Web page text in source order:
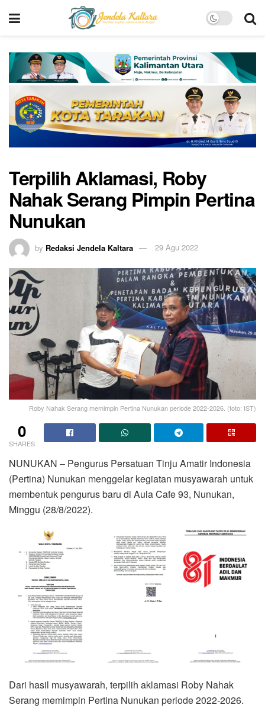
Terpilih Aklamasi, Roby
Nahak Serang Pimpin Pertina
Nunukan
by Redaksi Jendela Kaltara 29 Agu 2022
Roby Nahak Serang memimpin Pertina Nunukan periode 2022-2026. (foto: IST)
0
SHARES
NUNUKAN – Pengurus Persatuan Tinju Amatir Indonesia
(Pertina) Nunukan menggelar kegiatan musyawarah untuk
membentuk pengurus baru di Aula Cafe 93, Nunukan,
Minggu (28/8/2022).
Dari hasil musyawarah, terpilih aklamasi Roby Nahak
Serang memimpin Pertina Nunukan periode 2022-2026.